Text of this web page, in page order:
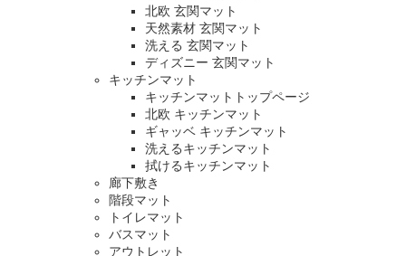
北欧 玄関マット
天然素材 玄関マット
洗える 玄関マット
ディズニー 玄関マット
キッチンマット
キッチンマットトップページ
北欧 キッチンマット
ギャッベ キッチンマット
洗えるキッチンマット
拭けるキッチンマット
廊下敷き
階段マット
トイレマット
バスマット
アウトレット